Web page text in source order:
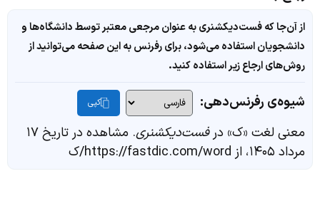
از آن‌جا که فست‌دیکشنری به عنوان مرجعی معتبر توسط دانشگاه‌ها و
دانشجویان استفاده می‌شود، برای رفرنس به این صفحه می‌توانید از
روش‌های ارجاع زیر استفاده کنید.
شیوه‌ی رفرنس‌دهی: کپی
معنی لغت «ک» درفست‌دیکشنری
. مشاهده در تاریخ ۱۷
مرداد ۱۴۰۵، از https://fastdic.com/word/ک